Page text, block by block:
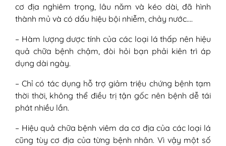
cơ địa nghiêm trọng, lâu năm và kéo dài, đã hình
thành mủ và có dấu hiệu bội nhiễm, chảy nước….
– Hàm lượng dược tính của các loại lá thấp nên hiệu
quả chữa bệnh chậm, đòi hỏi bạn phải kiên trì áp
dụng dài ngày.
– Chỉ có tác dụng hỗ trợ giảm triệu chứng bệnh tạm
thời thời, không thể điều trị tận gốc nên bệnh dễ tái
phát nhiều lần.
– Hiệu quả chữa bệnh viêm da cơ địa của các loại lá
cũng tùy cơ địa của từng bệnh nhân. Vì vậy một số